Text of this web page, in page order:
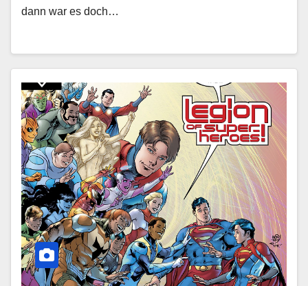
dann war es doch…